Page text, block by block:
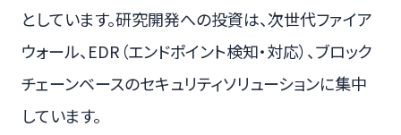
としています。研究開発への投資は、次世代ファイア
ウォール、EDR（エンドポイント検知・対応）、ブロック
チェーンベースのセキュリティソリューションに集中
しています。